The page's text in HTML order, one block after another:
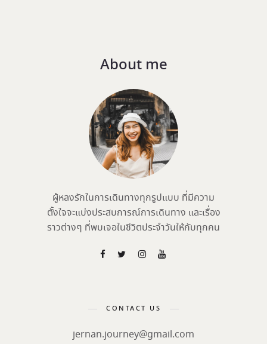
About me
ผู้หลงรักในการเดินทางทุกรูปแบบ ที่มีความ
ตั้งใจจะแบ่งประสบการณ์การเดินทาง และเรื่อง
ราวต่างๆ ที่พบเจอในชีวิตประจำวันให้กับทุกคน
CONTACT US
jernan.journey@gmail.com